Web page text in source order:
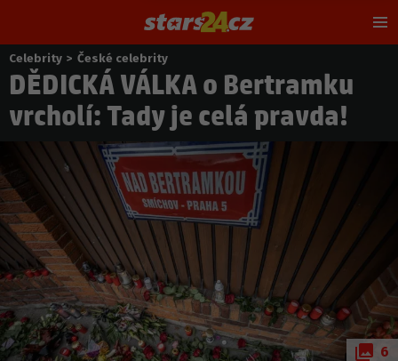
Nacházíte
se
zde:
Celebrity > České celebrity
DĚDICKÁ VÁLKA o Bertramku
vrcholí: Tady je celá pravda!
6